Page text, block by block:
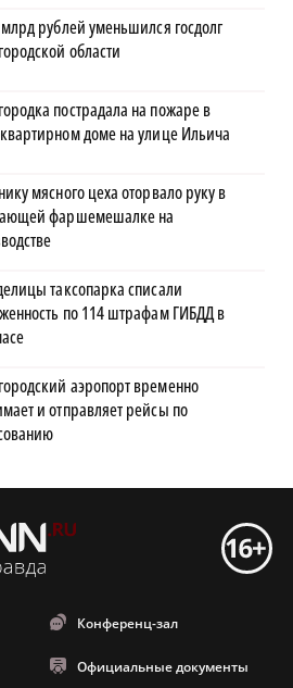
рублей уменьшился госдолг
области
пострадала на пожаре в
доме на улице Ильича
мясного цеха оторвало руку в
фаршемешалке на
таксопарка списали
по 114 штрафам ГИБДД в
аэропорт временно
и отправляет рейсы по
Конференц-зал
Официальные документы